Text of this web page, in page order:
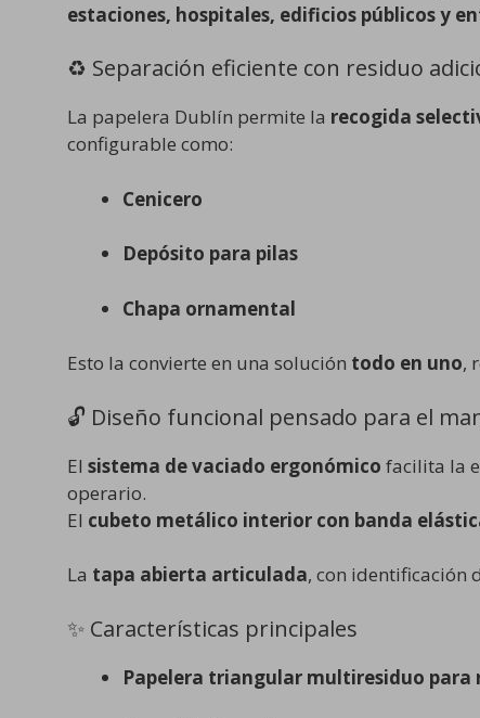
estaciones, hospitales, edificios públicos y
♻️ Separación eficiente con residuo
La papelera Dublín permite la recogida
configurable como:
Cenicero
Depósito para pilas
Chapa ornamental
Esto la convierte en una solución todo en uno,
🔓 Diseño funcional pensado para el
El sistema de vaciado ergonómico facilita la
operario.
El cubeto metálico interior con banda
La tapa abierta articulada, con identificación
✨ Características principales
Papelera triangular multiresiduo para